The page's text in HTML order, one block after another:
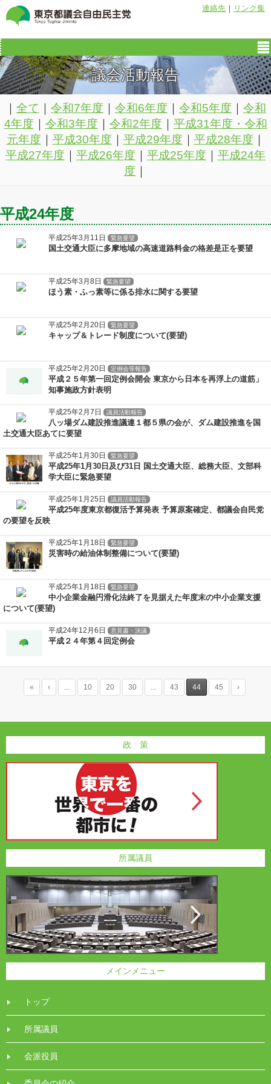
連絡先 ｜ リンク集
議会活動報告
全て 令和7年度 令和6年度 令和5年度
令和
4年度
令和3年度 令和2年度
平成31年度・令和
元年度
平成30年度 平成29年度 平成28年度
平成27年度
平成26年度 平成25年度
平成24年
度
平成24年度
平成25年3月11日 緊急要望
国土交通大臣に多摩地域の高速道路料金の格差是正を要望
平成25年3月8日 緊急要望
ほう素・ふっ素等に係る排水に関する要望
平成25年2月20日 緊急要望
キャップ＆トレード制度について(要望)
平成25年2月20日 定例会等報告
平成２５年第一回定例会開会 東京から日本を再浮上の道筋」
知事施政方針表明
平成25年2月7日 議員活動報告
八ッ場ダム建設推進議連１都５県の会が、ダム建設推進を国
土交通大臣あてに要望
平成25年1月30日 緊急要望
平成25年1月30日及び31日 国土交通大臣、総務大臣、文部科
学大臣に緊急要望
平成25年1月25日 議員活動報告
平成25年度東京都復活予算発表 予算原案確定、都議会自民党
の要望を反映
平成25年1月18日 緊急要望
災害時の給油体制整備について(要望)
平成25年1月18日 緊急要望
中小企業金融円滑化法終了を見据えた年度末の中小企業支援
について(要望)
平成24年12月6日 意見書・決議
平成２４年第４回定例会
« ‹ 10 20 30 43 44 45 ›
政 策
所属議員
メインメニュー
トップ
所属議員
会派役員